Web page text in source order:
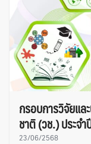
กรอบการวิจัยแล
ชาติ (วช.) ประ
23/06/2568